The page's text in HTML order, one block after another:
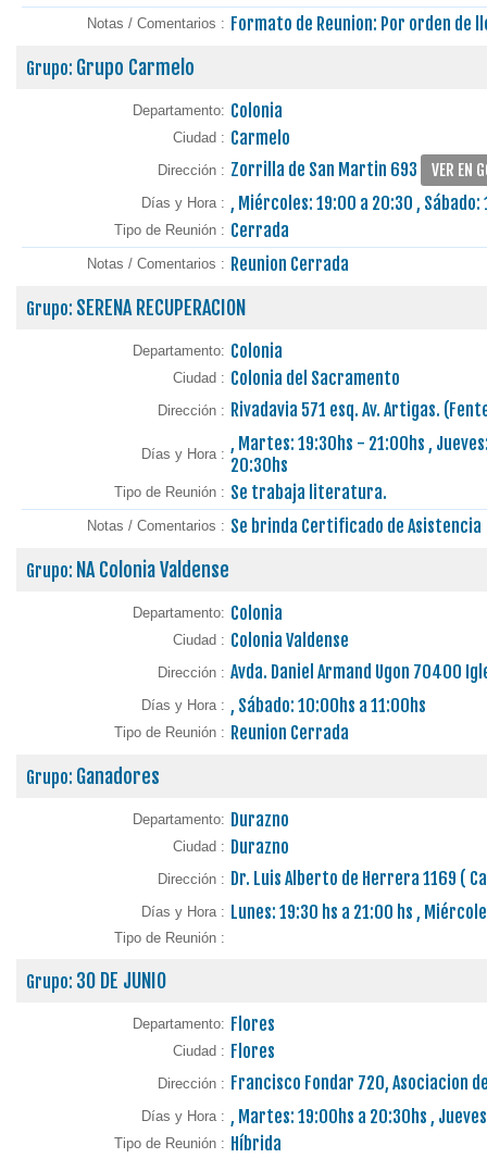
Notas / Comentarios : Formato de Reunion: Por orden de
Grupo: Grupo Carmelo
Departamento: Colonia
Ciudad : Carmelo
Dirección : Zorrilla de San Martin 693 VER EN
Días y Hora : , Miércoles: 19:00 a 20:30 , Sábado:
Tipo de Reunión : Cerrada
Notas / Comentarios : Reunion Cerrada
Grupo: SERENA RECUPERACION
Departamento: Colonia
Ciudad : Colonia del Sacramento
Dirección : Rivadavia 571 esq. Av. Artigas.
Días y Hora : , Martes: 19:30hs - 21:00hs ,
20:30hs
Tipo de Reunión : Se trabaja literatura.
Notas / Comentarios : Se brinda Certificado de Asistencia
Grupo: NA Colonia Valdense
Departamento: Colonia
Ciudad : Colonia Valdense
Dirección : Avda. Daniel Armand Ugon 70400
Días y Hora : , Sábado: 10:00hs a 11:00hs
Tipo de Reunión : Reunion Cerrada
Grupo: Ganadores
Departamento: Durazno
Ciudad : Durazno
Dirección : Dr. Luis Alberto de Herrera 1169 (
Días y Hora : Lunes: 19:30 hs a 21:00 hs ,
Tipo de Reunión :
Grupo: 30 DE JUNIO
Departamento: Flores
Ciudad : Flores
Dirección : Francisco Fondar 720, Asociacion
Días y Hora : , Martes: 19:00hs a 20:30hs ,
Tipo de Reunión : Híbrida